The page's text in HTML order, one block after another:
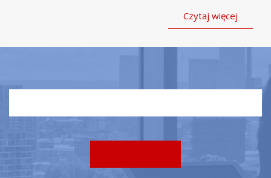
Czytaj więcej